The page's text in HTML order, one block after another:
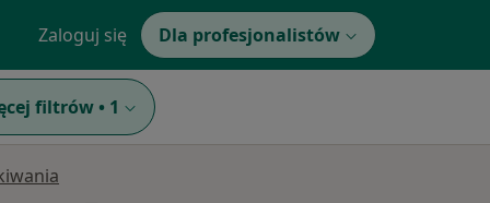
Zaloguj się Dla profesjonalistów
filtrów • 1